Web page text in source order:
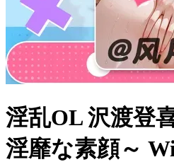
淫乱OL 沢渡登
淫靡な素顔～